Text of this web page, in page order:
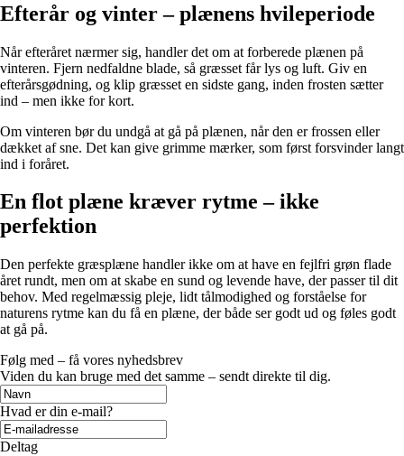
Efterår og vinter – plænens hvileperiode
Når efteråret nærmer sig, handler det om at forberede plænen på
vinteren. Fjern nedfaldne blade, så græsset får lys og luft. Giv en
efterårsgødning, og klip græsset en sidste gang, inden frosten sætter
ind – men ikke for kort.
Om vinteren bør du undgå at gå på plænen, når den er frossen eller
dækket af sne. Det kan give grimme mærker, som først forsvinder langt
ind i foråret.
En flot plæne kræver rytme – ikke
perfektion
Den perfekte græsplæne handler ikke om at have en fejlfri grøn flade
året rundt, men om at skabe en sund og levende have, der passer til dit
behov. Med regelmæssig pleje, lidt tålmodighed og forståelse for
naturens rytme kan du få en plæne, der både ser godt ud og føles godt
at gå på.
Følg med – få vores nyhedsbrev
Viden du kan bruge med det samme – sendt direkte til dig.
Hvad er din e-mail?
Deltag